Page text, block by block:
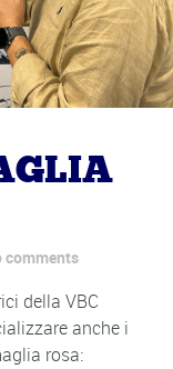
comments
della VBC
anche i
rosa: